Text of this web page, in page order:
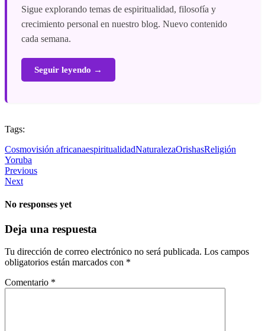
Sigue explorando temas de espiritualidad, filosofía y
crecimiento personal en nuestro blog. Nuevo contenido
cada semana.
Seguir leyendo →
Tags:
Cosmovisión africanaespiritualidadNaturalezaOrishasReligión
Yoruba
Previous
Next
No responses yet
Deja una respuesta
Tu dirección de correo electrónico no será publicada. Los campos
obligatorios están marcados con *
Comentario *